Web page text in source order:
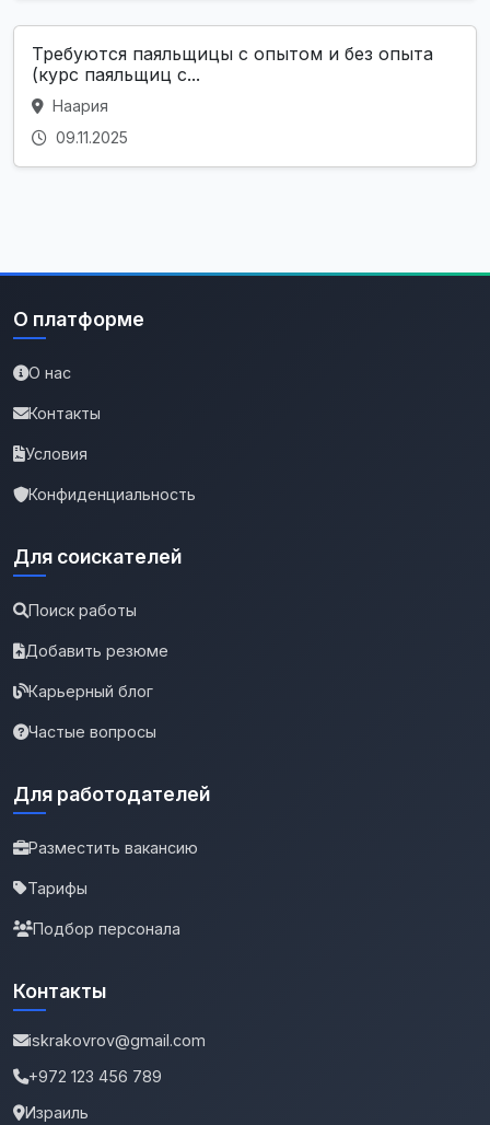
Требуются паяльщицы с опытом и без опыта
(курс паяльщиц с...
Наария
09.11.2025
О платформе
О нас
Контакты
Условия
Конфиденциальность
Для соискателей
Поиск работы
Добавить резюме
Карьерный блог
Частые вопросы
Для работодателей
Разместить вакансию
Тарифы
Подбор персонала
Контакты
iskrakovrov@gmail.com
+972 123 456 789
Израиль